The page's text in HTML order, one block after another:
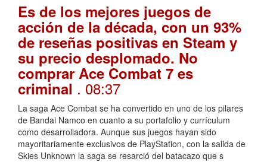
Es de los mejores juegos de
acción de la década, con un 93%
de reseñas positivas en Steam y
su precio desplomado. No
comprar Ace Combat 7 es
criminal . 08:37
La saga Ace Combat se ha convertido en uno de los pilares
de Bandai Namco en cuanto a su portafolio y currículum
como desarrolladora. Aunque sus juegos hayan sido
mayoritariamente exclusivos de PlayStation, con la salida de
Skies Unknown la saga se resarció del batacazo que s